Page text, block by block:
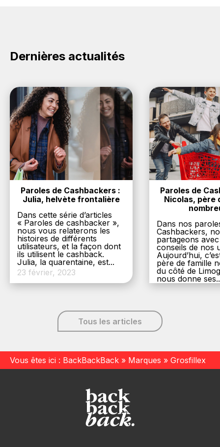
achat sur le site Grosfillex.
Dernières actualités
Paroles de Cashbackers :
Julia, helvète frontalière
Dans cette série d’articles
« Paroles de cashbacker »,
nous vous relaterons les
histoires de différents
utilisateurs, et la façon dont
ils utilisent le cashback.
Julia, la quarentaine, est...
23 février, 2023
Paroles de
Nicolas, père
Dans nos
Cashbackers,
partageons
conseils de nos
Aujourd’hui,
père de famille
du côté de
nous donne
Tous les articles
Vous êtes ici : BackBackBack » Marques » Grosfillex